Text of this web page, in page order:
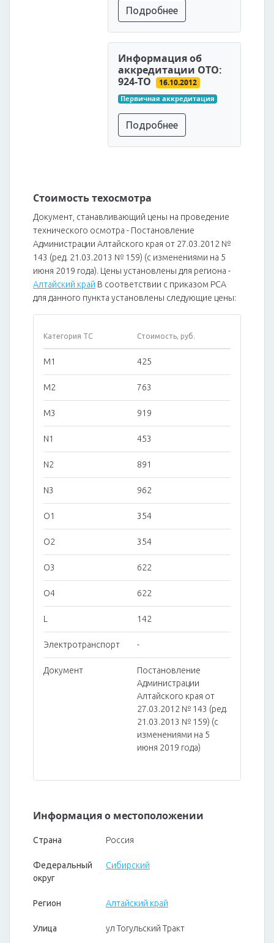
Подробнее
Информация об
аккредитации ОТО:
924-ТО
16.10.2012
Первичная аккредитация
Подробнее
Стоимость техосмотра
Документ, станавливающий цены на проведение
технического осмотра - Постановление
Администрации Алтайского края от 27.03.2012 №
143 (ред. 21.03.2013 № 159) (с изменениями на 5
июня 2019 года). Цены установлены для региона -
Алтайский край В соответствии с приказом РСА
для данного пункта установлены следующие цены:
Категория ТС Стоимость, руб.
M1 425
M2 763
M3 919
N1 453
N2 891
N3 962
O1 354
O2 354
O3 622
O4 622
L 142
Электротранспорт -
Документ
Постановление
Администрации
Алтайского края от
27.03.2012 № 143 (ред.
21.03.2013 № 159) (с
изменениями на 5
июня 2019 года)
Информация о местоположении
Страна Россия
Федеральный
округ
Сибирский
Регион Алтайский край
Улица ул Тогульский Тракт